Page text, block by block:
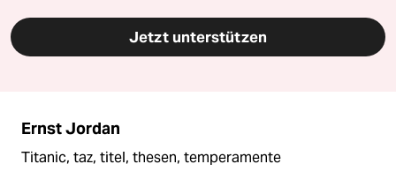
Jetzt unterstützen
Ernst Jordan
Titanic, taz, titel, thesen, temperamente